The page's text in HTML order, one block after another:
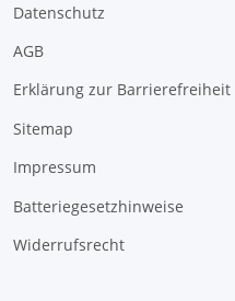
Datenschutz
AGB
Erklärung zur Barrierefreiheit
Sitemap
Impressum
Batteriegesetzhinweise
Widerrufsrecht